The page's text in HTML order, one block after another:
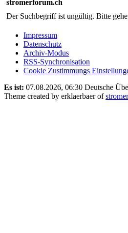
stromerforum.ch
Der Suchbegriff ist ungültig. Bitte
Impressum
Datenschutz
Archiv-Modus
RSS-Synchronisation
Cookie Zustimmungs
Es ist: 07.08.2026, 06:30 Deutsche
Theme created by erklaerbaer of